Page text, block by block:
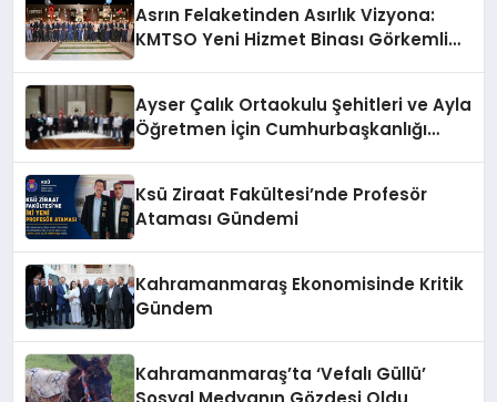
Asrın Felaketinden Asırlık Vizyona:
KMTSO Yeni Hizmet Binası Görkemli
Ayser Çalık Ortaokulu Şehitleri ve Ayla
Öğretmen İçin Cumhurbaşkanlığı
Ksü Ziraat Fakültesi’nde Profesör
Ataması Gündemi
Kahramanmaraş Ekonomisinde Kritik
Gündem
Kahramanmaraş’ta ‘Vefalı Güllü’